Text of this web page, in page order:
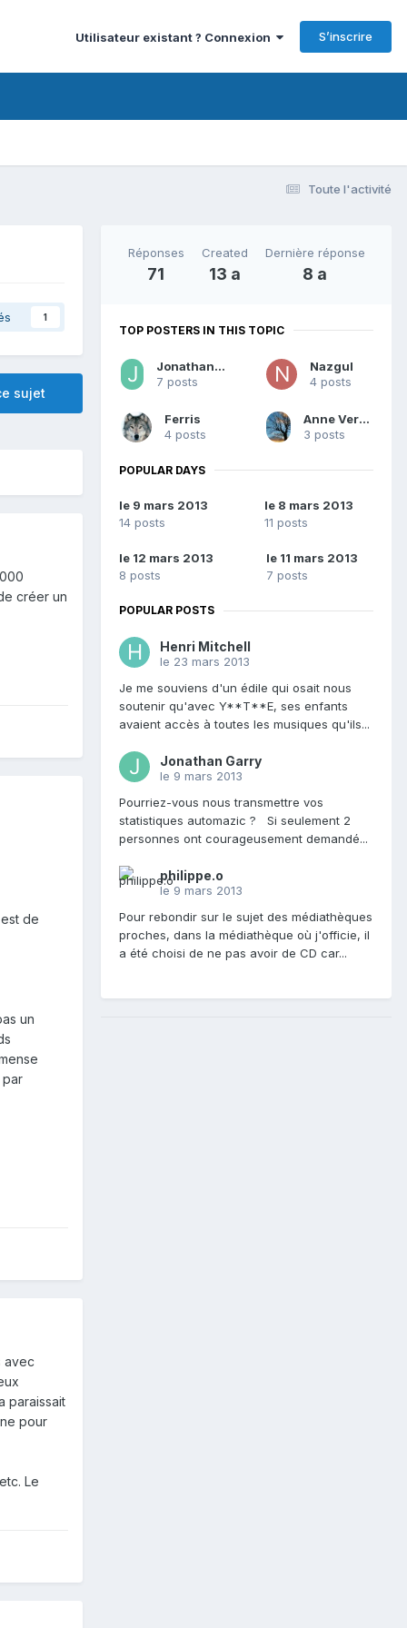
Utilisateur existant ? Connexion S’inscrire
Toute l'activité
1
sujet
créer un
de
un
par
avec
paraissait
pour
Le
Réponses
71
Created
13 a
Dernière réponse
8 a
TOP POSTERS IN THIS TOPIC
Jonathan Garry
7 posts
Nazgul
4 posts
Ferris
4 posts
Anne Verneuil
3 posts
POPULAR DAYS
le 9 mars 2013
14 posts
le 8 mars 2013
11 posts
le 12 mars 2013
8 posts
le 11 mars 2013
7 posts
POPULAR POSTS
Henri Mitchell
le 23 mars 2013
Je me souviens d'un édile qui osait nous
soutenir qu'avec Y**T**E, ses enfants
avaient accès à toutes les musiques qu'ils...
Jonathan Garry
le 9 mars 2013
Pourriez-vous nous transmettre vos
statistiques automazic ? Si seulement 2
personnes ont courageusement demandé...
philippe.o
le 9 mars 2013
Pour rebondir sur le sujet des médiathèques
proches, dans la médiathèque où j'officie, il
a été choisi de ne pas avoir de CD car...